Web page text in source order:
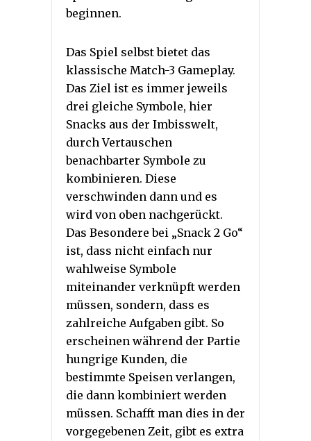
beginnen.
Das Spiel selbst bietet das
klassische Match-3 Gameplay.
Das Ziel ist es immer jeweils
drei gleiche Symbole, hier
Snacks aus der Imbisswelt,
durch Vertauschen
benachbarter Symbole zu
kombinieren. Diese
verschwinden dann und es
wird von oben nachgerückt.
Das Besondere bei „Snack 2 Go“
ist, dass nicht einfach nur
wahlweise Symbole
miteinander verknüpft werden
müssen, sondern, dass es
zahlreiche Aufgaben gibt. So
erscheinen während der Partie
hungrige Kunden, die
bestimmte Speisen verlangen,
die dann kombiniert werden
müssen. Schafft man dies in der
vorgegebenen Zeit, gibt es extra